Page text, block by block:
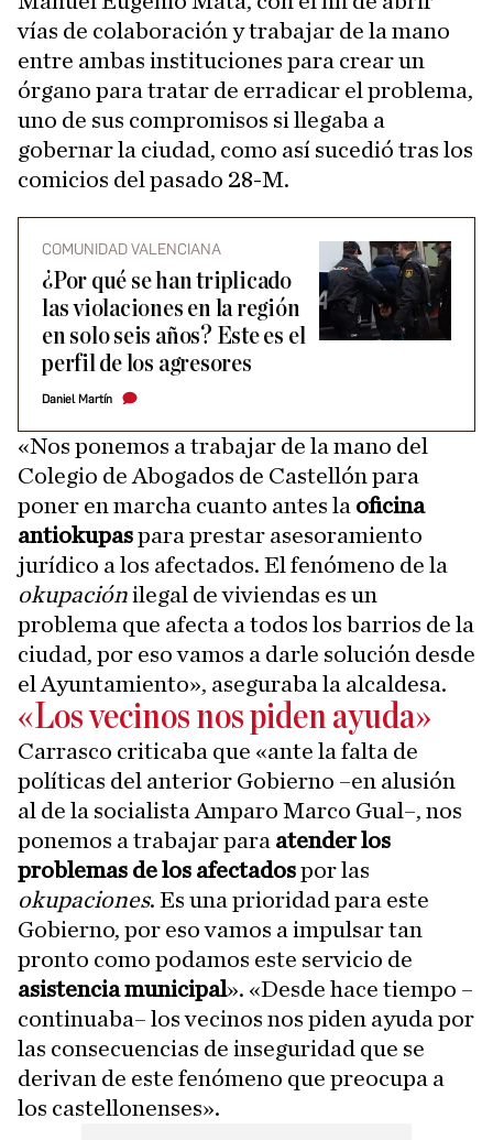
vías de colaboración y trabajar de la mano
entre ambas instituciones para crear un
órgano para tratar de erradicar el problema,
uno de sus compromisos si llegaba a
gobernar la ciudad, como así sucedió tras los
comicios del pasado 28-M.
COMUNIDAD VALENCIANA
¿Por qué se han triplicado
las violaciones en la región
en solo seis años? Este es el
perfil de los agresores
Daniel Martín
«Nos ponemos a trabajar de la mano del
Colegio de Abogados de Castellón para
poner en marcha cuanto antes la oficina
antiokupaspara prestar asesoramiento
jurídico a los afectados. El fenómeno de la
okupaciónilegal de viviendas es un
problema que afecta a todos los barrios de la
ciudad, por eso vamos a darle solución desde
el Ayuntamiento», aseguraba la alcaldesa.
«Los vecinos nos piden ayuda»
Carrasco criticaba que «ante la falta de
políticas del anterior Gobierno –en alusión
al de la socialista Amparo Marco Gual–, nos
ponemos a trabajar para atender los
problemas de los afectadospor las
okupaciones. Es una prioridad para este
Gobierno, por eso vamos a impulsar tan
pronto como podamos este servicio de
asistencia municipal». «Desde hace tiempo –
continuaba– los vecinos nos piden ayuda por
las consecuencias de inseguridad que se
derivan de este fenómeno que preocupa a
los castellonenses».